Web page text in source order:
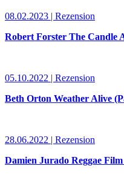
08.02.2023 | Rezension
Robert Forster The Candle
05.10.2022 | Rezension
Beth Orton Weather Alive
28.06.2022 | Rezension
Damien Jurado Reggae